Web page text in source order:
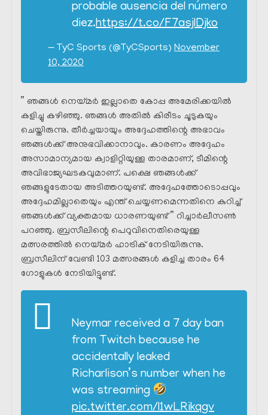
probable ausencia del número
diez.https://t.co/F7asjlDjko
— TyC Sports (@TyCSports) November
10, 2020
” ഞങ്ങൾ നെയ്മർ ഇല്ലാതെ കോപ്പ അമേരിക്കയിൽ
കളിച്ചു കഴിഞ്ഞു. ഞങ്ങൾ അതിൽ കിരീടം ചൂടുകയും
ചെയ്തിരുന്നു. തീർച്ചയായും അദ്ദേഹത്തിന്റെ അഭാവം
ഞങ്ങൾക്ക്‌ അനുഭവിക്കാനാവും. കാരണം അദ്ദേഹം
അസാമാന്യമായ ക്വാളിറ്റിയുള്ള താരമാണ്, ടീമിന്റെ
അവിഭാജ്യഘടകവുമാണ്. പക്ഷെ ഞങ്ങൾക്ക്‌
ഞങ്ങളുടേതായ അടിത്തറയുണ്ട്. അദ്ദേഹത്തോടൊപ്പവും
അദ്ദേഹമില്ലാതെയും എന്ത് ചെയ്യണമെന്നതിനെ കുറിച്ച്
ഞങ്ങൾക്ക്‌ വ്യക്തമായ ധാരണയുണ്ട് ” റിച്ചാർലീസൺ
പറഞ്ഞു. ബ്രസീലിന്റെ പെറുവിനെതിരെയുള്ള
മത്സരത്തിൽ നെയ്മർ ഹാട്രിക് നേടിയിരുന്നു.
ബ്രസീലിന് വേണ്ടി 103 മത്സരങ്ങൾ കളിച്ച താരം 64
ഗോളുകൾ നേടിയിട്ടുണ്ട്.
Neymar received a 7 day ban
from Twitch because he
accidentally leaked
Richarlison’s number when he
was streaming
pic.twitter.com/l1wLRikqgv